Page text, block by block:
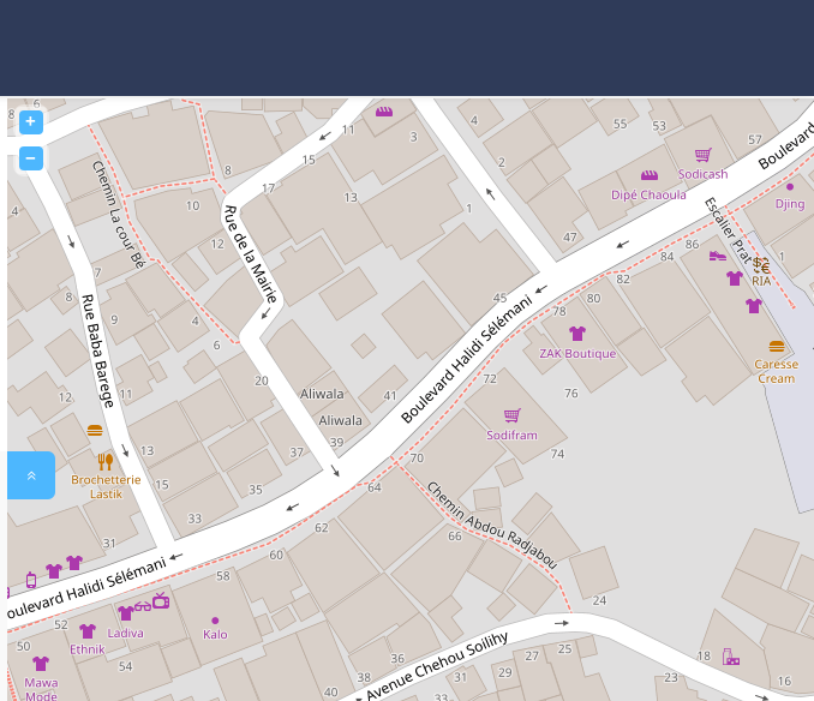
+
−